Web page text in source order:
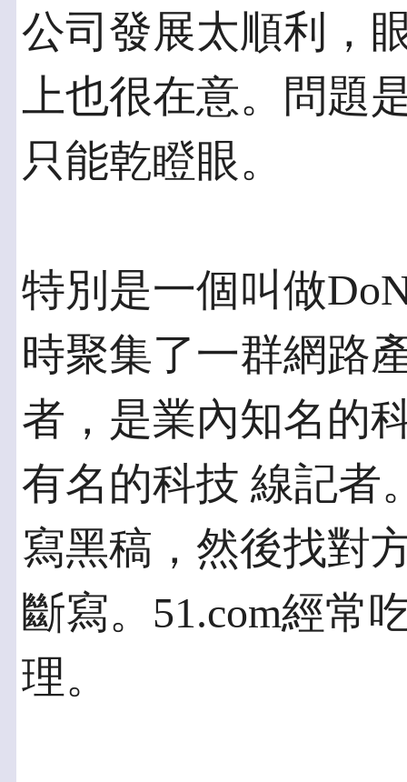
公司發展太順利，
上也很在意。問題
只能乾瞪眼。
特別是一個叫做
時聚集了一群網路
者，是業內知名的
有名的科技 線記者
寫黑稿，然後找對
斷寫。51.com經常
理。